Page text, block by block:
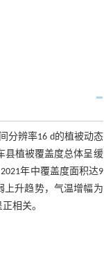
分辨率16 d的植被动态
县植被覆盖度总体呈缓
年中覆盖度面积达9
上升趋势，气温增幅为
相关。